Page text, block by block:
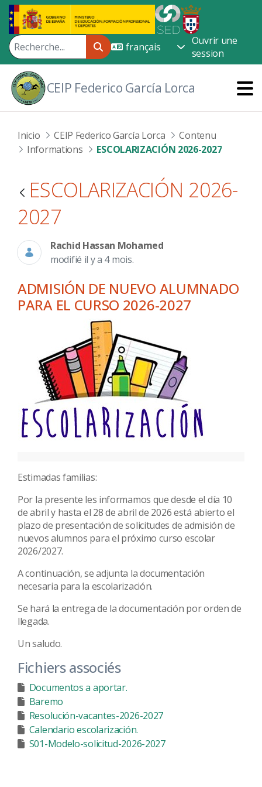
Saut au contenu principal
Ouvrir une
session
CEIP Federico García Lorca
Inicio CEIP Federico García Lorca
Contenu
Informations
ESCOLARIZACIÓN 2026-2027
ESCOLARIZACIÓN 2026-
2027
Rachid Hassan Mohamed
modifié il y a 4 mois.
ADMISIÓN DE NUEVO ALUMNADO
PARA EL CURSO 2026-2027
Estimadas familias:
Por la presente les informamos que desde el día 10
de abril y hasta el 28 de abril de 2026 está abierto el
plazo de presentación de solicitudes de admisión de
nuevos alumnos para el próximo curso escolar
2026/2027.
A continuación, se adjunta la documentación
necesaria para la escolarización.
Se hará la entrega de la documentación por orden de
llegada.
Un saludo.
Fichiers associés
Documentos a aportar.
Baremo
Resolución-vacantes-2026-2027
Calendario escolarización.
S01-Modelo-solicitud-2026-2027